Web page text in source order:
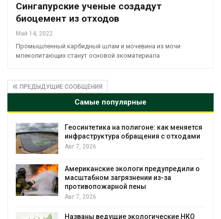
Сингапурские ученые создадут
биоцемент из отходов
Май 14, 2022
Промышленный карбидный шлам и мочевина из мочи
млекопитающих станут основой экоматериала
ПРЕДЫДУЩИЕ СООБЩЕНИЯ
Самые популярные
Геосинтетика на полигоне: как меняется
инфраструктура обращения с отходами
Авг 7, 2026
Американские экологи предупредили о
масштабном загрязнении из-за
противопожарной пены
Авг 7, 2026
Названы ведущие экологические НКО